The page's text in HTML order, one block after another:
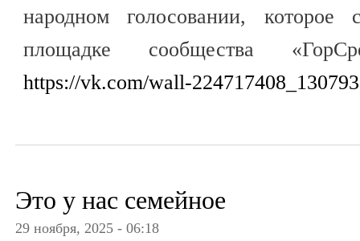
народном голосовании, которое
площадке сообщества
https://vk.com/wall-224717408_130793
Это у нас семейное
29 ноября, 2025 - 06:18